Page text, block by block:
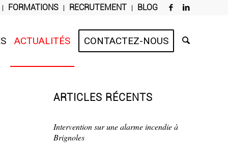
FORMATIONS RECRUTEMENT BLOG
ACTUALITÉS CONTACTEZ-NOUS
ARTICLES RÉCENTS
Intervention sur une alarme incendie à
Brignoles